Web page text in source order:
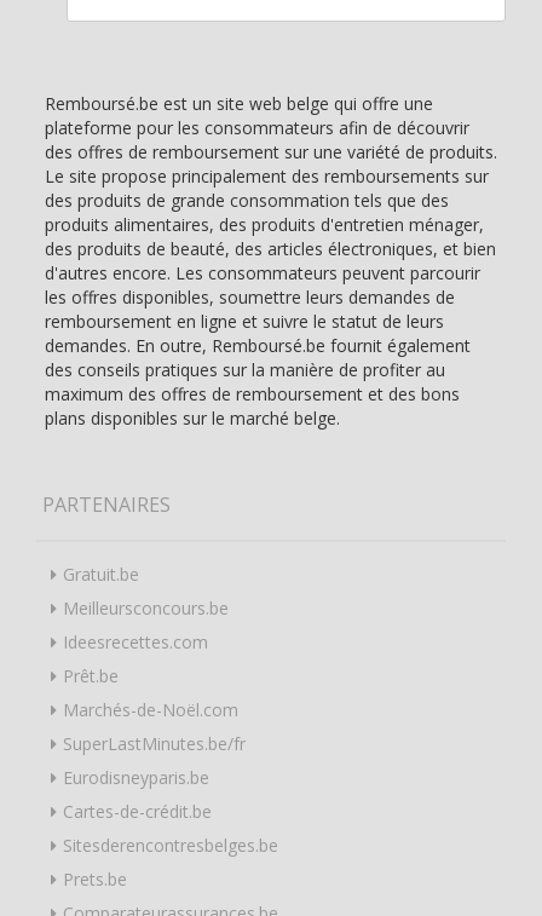
Remboursé.be est un site web belge qui offre une
plateforme pour les consommateurs afin de découvrir
des offres de remboursement sur une variété de produits.
Le site propose principalement des remboursements sur
des produits de grande consommation tels que des
produits alimentaires, des produits d'entretien ménager,
des produits de beauté, des articles électroniques, et bien
d'autres encore. Les consommateurs peuvent parcourir
les offres disponibles, soumettre leurs demandes de
remboursement en ligne et suivre le statut de leurs
demandes. En outre, Remboursé.be fournit également
des conseils pratiques sur la manière de profiter au
maximum des offres de remboursement et des bons
plans disponibles sur le marché belge.
PARTENAIRES
Gratuit.be
Meilleursconcours.be
Ideesrecettes.com
Prêt.be
Marchés-de-Noël.com
SuperLastMinutes.be/fr
Eurodisneyparis.be
Cartes-de-crédit.be
Sitesderencontresbelges.be
Prets.be